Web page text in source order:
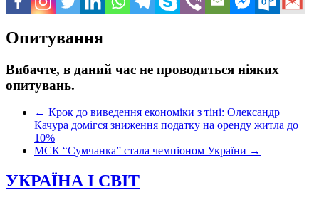
Опитування
Вибачте, в даний час не проводиться ніяких
опитувань.
← Крок до виведення економіки з тіні: Олександр
Качура домігся зниження податку на оренду житла до
10%
МСК “Сумчанка” стала чемпіоном України →
УКРАЇНА І СВІТ